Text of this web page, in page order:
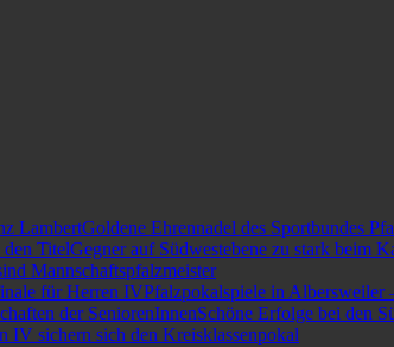
Goldene Ehrennadel des Sportbundes
Gegner auf Südwestebene zu stark beim
Mannschaftspfalzmeister
Pfalzpokalspiele in
Schöne Erfolge bei den
IV sichern sich den Kreisklassenpokal